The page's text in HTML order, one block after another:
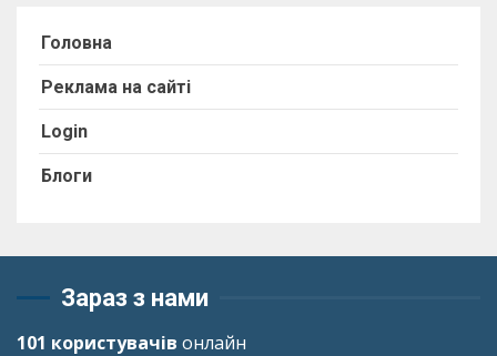
Головна
Реклама на сайті
Login
Блоги
Зараз з нами
101 користувачів онлайн